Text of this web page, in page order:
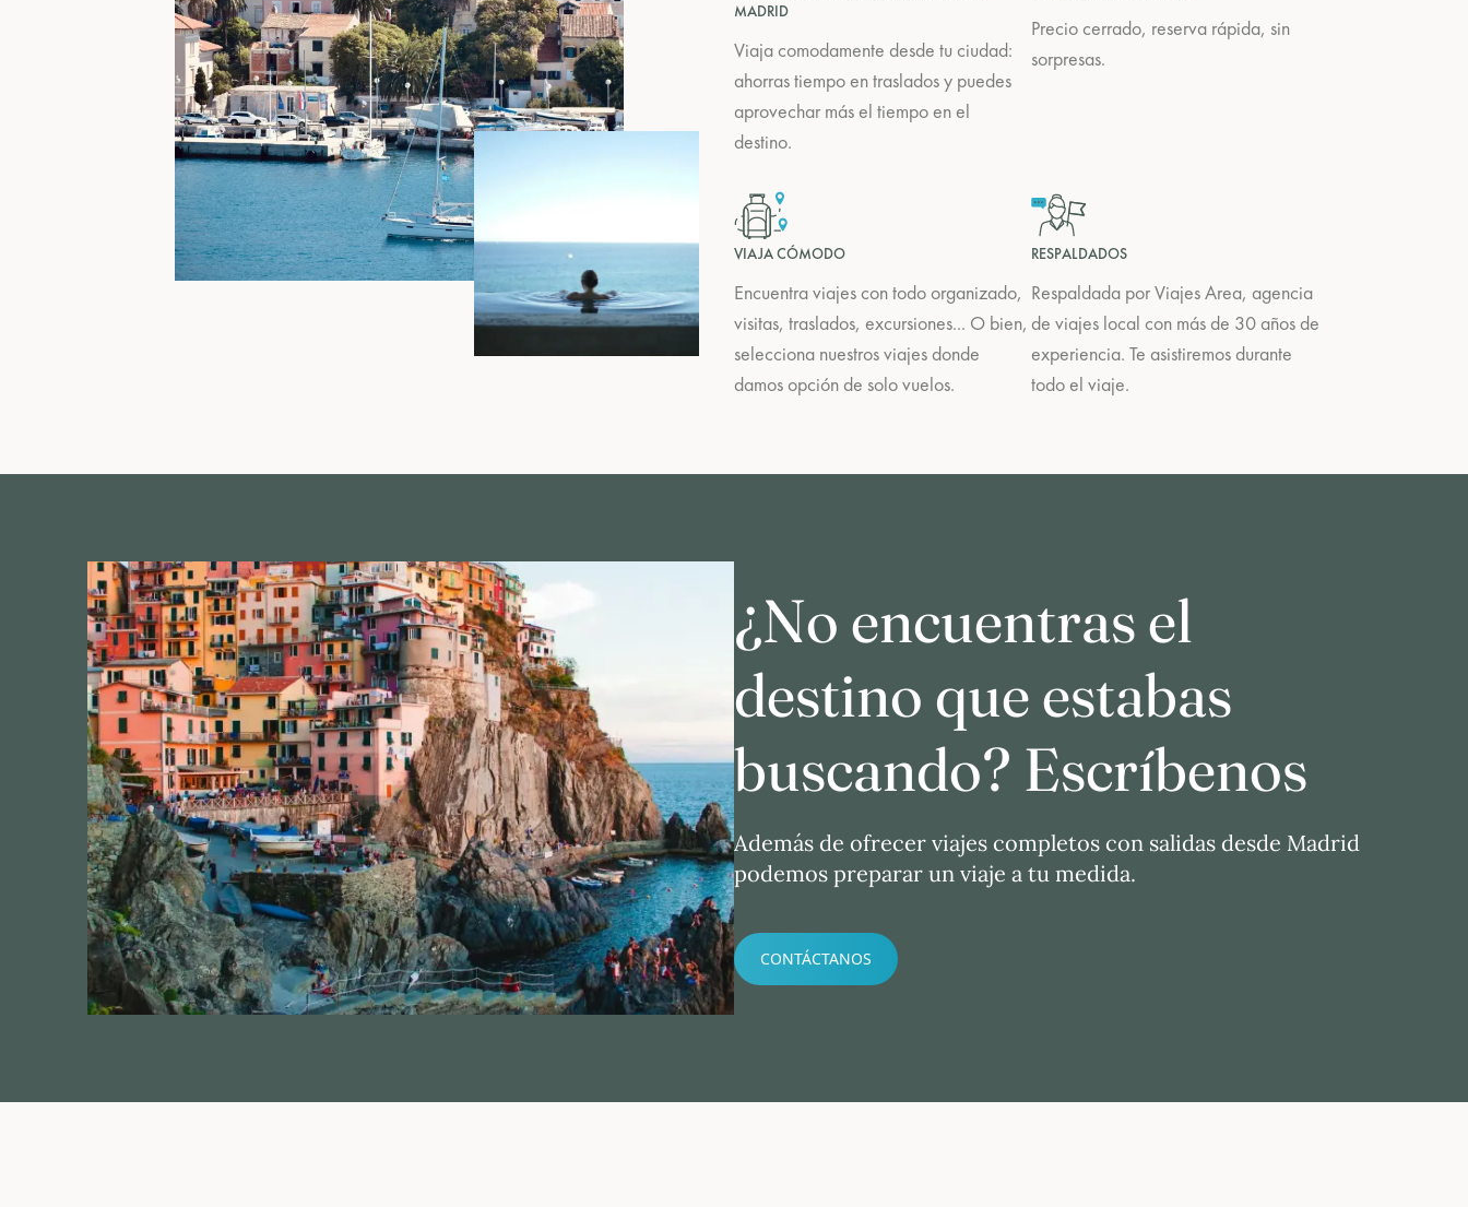
MADRID
Viaja comodamente desde tu ciudad:
ahorras tiempo en traslados y puedes
aprovechar más el tiempo en el
destino.
Precio cerrado, reserva rápida, sin
sorpresas.
VIAJA CÓMODO
Encuentra viajes con todo organizado,
visitas, traslados, excursiones... O bien,
selecciona nuestros viajes donde
damos opción de solo vuelos.
RESPALDADOS
Respaldada por Viajes Area, agencia
de viajes local con más de 30 años de
experiencia. Te asistiremos durante
todo el viaje.
¿No encuentras el
destino que estabas
buscando? Escríbenos
Además de ofrecer viajes completos con salidas desde Madrid
podemos preparar un viaje a tu medida.
CONTÁCTANOS